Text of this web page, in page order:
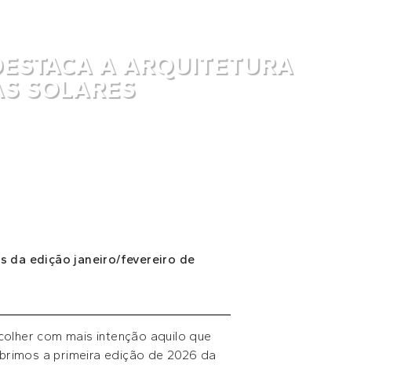
A ARQUITETURA
SOLARES
da edição janeiro/fevereiro de
com mais intenção aquilo que
a primeira edição de 2026 da